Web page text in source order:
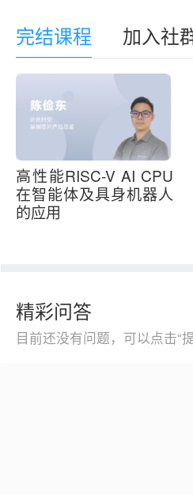
完结课程 加入社
高性能RISC-V AI CPU
在智能体及具身机器人
的应用
精彩问答
目前还没有问题，可以点击“